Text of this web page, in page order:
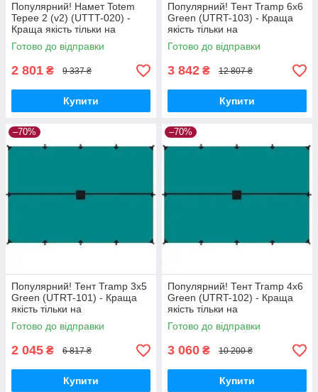
Популярний! Намет Totem
Tepee 2 (v2) (UTTT-020) -
Краща якість тільки на
Nukleon.com.ua
Готово до відправки
2 801 ₴ 9 337 ₴
Купити
Популярний! Тент Tramp 6x6
Green (UTRT-103) - Краща
якість тільки на
Nukleon.com.ua
Готово до відправки
3 842 ₴ 12 807 ₴
Купити
–70%
Популярний! Тент Tramp 3x5
Green (UTRT-101) - Краща
якість тільки на
Nukleon.com.ua
Готово до відправки
2 045 ₴ 6 817 ₴
Купити
–70%
Популярний! Тент Tramp 4x6
Green (UTRT-102) - Краща
якість тільки на
Nukleon.com.ua
Готово до відправки
3 060 ₴ 10 200 ₴
Купити